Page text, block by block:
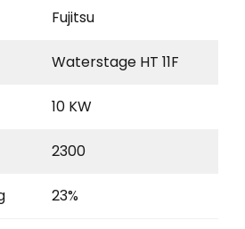
Fujitsu
Waterstage HT 11F
10 KW
2300
23%